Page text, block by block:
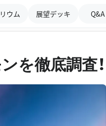
ウム 展望デッキ Q&A
を徹底調査！